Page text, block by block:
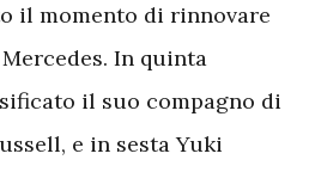
il momento di rinnovare
In quinta
il suo compagno di
e in sesta Yuki